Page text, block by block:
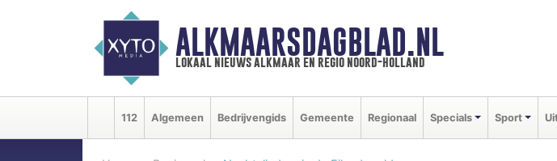
ALKMAARSDAGBLAD.NL
lokaal nieuws alkmaar en regio noord-holland
112 Algemeen Bedrijvengids Gemeente Regionaal Specials Sport